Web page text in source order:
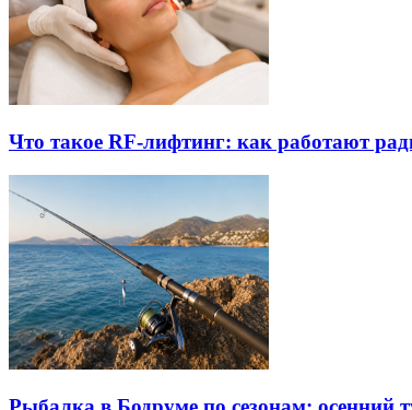
Что такое RF-лифтинг: как работают